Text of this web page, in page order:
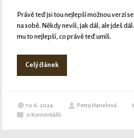
Právě teď jsi tou nejlepší možnou verzí
na sobě. Někdy nevíš, jak dál, ale jdeš
mu to nejlepší, co právě teď umíš.
Celý článek
10.6. 2024 Petra Hanelová
0 Komentářů